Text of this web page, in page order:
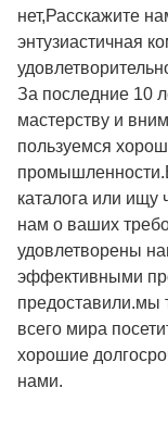
нет,Расскажите
энтузиастичная
За последние 10
мастерству и
пользуемся
каталога или ищу
нам о ваших
удовлетворены
эффективными
предоставили.мы
всего мира
хорошие
нами.